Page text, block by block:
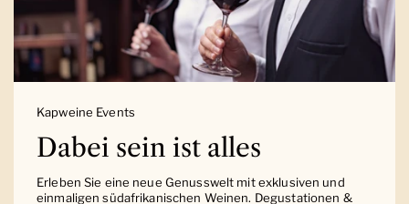
Kapweine Events
Dabei sein ist alles
Erleben Sie eine neue Genusswelt mit exklusiven und
einmaligen südafrikanischen Weinen. Degustationen &